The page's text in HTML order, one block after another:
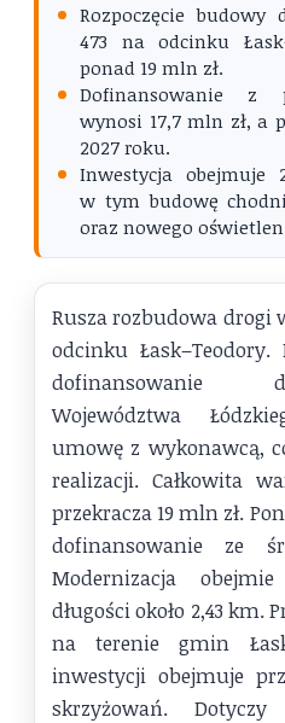
Rozpoczęcie
473 na odcinku
ponad 19 mln zł.
Dofinansowanie z
wynosi 17,7 mln zł, a
2027 roku.
Inwestycja obejmuje
w tym budowę
oraz nowego
Rusza rozbudowa drogi
odcinku
dofinansowanie
Województwa
umowę z wykonawcą,
realizacji. Całkowita
przekracza 19 mln zł.
dofinansowanie ze
Modernizacja
długości około 2,43 km.
na terenie gmin
inwestycji obejmuje
skrzyżowań.